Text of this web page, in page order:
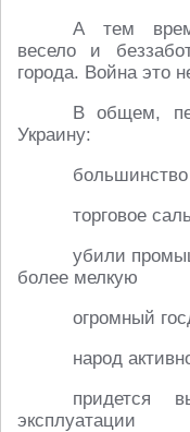
А тем
весело и
города. Война это
В общем,
Украину:
большинство
торговое
убили
более мелкую
огромный
народ
придется
эксплуатации